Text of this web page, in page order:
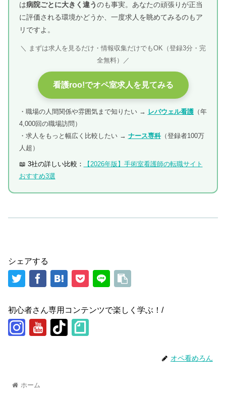
は病院ごとに大きく違うのも事実。あなたの頑張りが正当
に評価される環境かどうか、一度求人を眺めてみるのもア
リですよ。
＼ まずは求人を見るだけ・情報収集だけでもOK（登録3分・完
全無料）／
看護roo!でオペ室求人を見てみる
・職場の人間関係や雰囲気まで知りたい → レバウェル看護（年
4,000回の職場訪問）
・求人をもっと幅広く比較したい → ナース専科（登録者100万
人超）
📖 3社の詳しい比較：
【2026年版】手術室看護師の転職サイト
おすすめ3選
シェアする
初心者さん専用コンテンツで楽しく学ぶ！/
オペ看めろん
ホーム